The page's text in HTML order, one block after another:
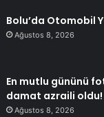
Bolu’da Otomobil
Ağustos 8, 2026
En mutlu gününü
damat azraili oldu!
Ağustos 8, 2026